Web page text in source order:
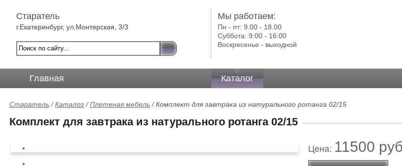
Старатель
г.Екатеринбург, ул.Монтерская, 3/3
Мы работаем:
Пн - пт:9.00 - 18.00
Суббота:9:00 - 16:00
Воскресенье - выходной
Главная Каталог
Старатель/Каталог/Плетеная мебель/Комплект для завтрака из натурального ротанга 02/15
Комплект для завтрака из натурального ротанга 02/15
Цена: 11500